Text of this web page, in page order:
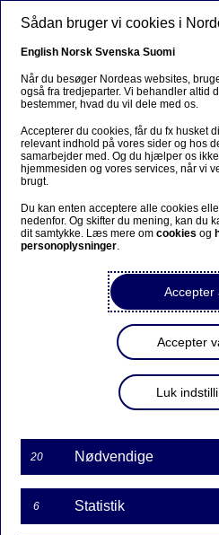
Gå til hovedindhold
Sorry...
This page does not exist in
be taken to a related page.
Stay on this page| Continue
EBA-stresstest
Nordeas stærke
Pressemeddelelse | 29-07-
Nordea var omfattet af den
2016, som gennemføres af
Banktilsynsmyndighed (EBA) i
svenske finanstilsyn, Europa-
Europæiske Udvalg for
Sådan bruger vi cookies i
English Norsk Svenska Suomi
Når du besøger Nordeas websites,
også fra tredjeparter. Vi behandler altid
bestemmer, hvad du vil dele med os.
Accepterer du cookies, får du fx husket
relevant indhold på vores sider og hos
samarbejder med. Og du hjælper os
hjemmesiden og vores services, når vi
brugt.
Du kan enten acceptere alle cookies
nedenfor. Og skifter du mening, kan
dit samtykke. Læs mere omcookies og
personoplysninger.
Accepter
Accepter
Luk
20 Nødvendige
6 Statistik